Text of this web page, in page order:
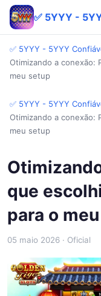
✅ 5YYY - 5YYY
Otimizando a conexão:
meu setup
✅ 5YYY - 5YYY
Otimizando a conexão:
meu setup
que
para o
05 maio 2026 · Oficial